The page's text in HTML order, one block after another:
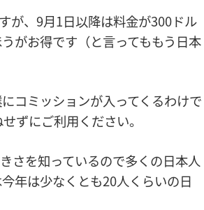
が、9月1日以降は料金が300ドル
がお得です（と言ってももう日本
コミッションが入ってくるわけで
ずにご利用ください。
さを知っているので多くの日本人
年は少なくとも20人くらいの日